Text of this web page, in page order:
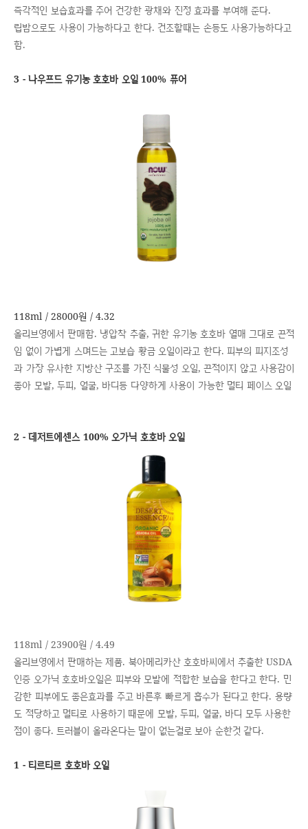
즉각적인 보습효과를 주어 건강한 광채와 진정 효과를 부여해 준다.
립밤으로도 사용이 가능하다고 한다. 건조할때는 손등도 사용가능하다고
함.
3 - 나우프드 유기농 호호바 오일 100% 퓨어
118ml / 28000원 / 4.32
올리브영에서 판매함. 냉압착 추출, 귀한 유기농 호호바 열매 그대로 끈적
임 없이 가볍게 스며드는 고보습 황금 오일이라고 한다. 피부의 피지조성
과 가장 유사한 지방산 구조를 가진 식물성 오일, 끈적이지 않고 사용감이
좋아 모발, 두피, 얼굴, 바디등 다양하게 사용이 가능한 멀티 페이스 오일
2 - 데저트에센스 100% 오가닉 호호바 오일
118ml / 23900원 / 4.49
올리브영에서 판매하는 제품. 북아메리카산 호호바씨에서 추출한 USDA
인증 오가닉 호호바오일은 피부와 모발에 적합한 보습을 한다고 한다. 민
감한 피부에도 좋은효과를 주고 바른후 빠르게 흡수가 된다고 한다. 용량
도 적당하고 멀티로 사용하기 때문에 모발, 두피, 얼굴, 바디 모두 사용한
점이 좋다. 트러블이 올라온다는 말이 없는걸로 보아 순한것 같다.
1 - 티르티르 호호바 오일